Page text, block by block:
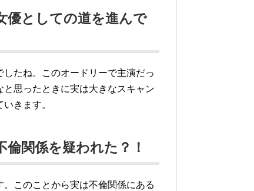
優としての道を進んで
たね。このオードリーで主演だっ
思ったときに実は大きなスキャン
きます。
関係を疑われた？！
このことから実は不倫関係にある